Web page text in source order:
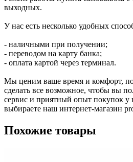
выходных.
У нас есть несколько удобных
- наличными при получении;
- переводом на карту банка;
- оплата картой через терминал.
Мы ценим ваше время и комфорт,
сделать все возможное, чтобы вы
сервис и приятный опыт покупок у
выбираете наш интернет-магазин
Похожие товары